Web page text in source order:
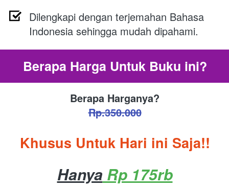
Dilengkapi dengan terjemahan Bahasa
Indonesia sehingga mudah dipahami.
Berapa Harga Untuk Buku ini?
Berapa Harganya?
Rp.350.000
Khusus Untuk Hari ini Saja!!
Hanya Rp 175rb